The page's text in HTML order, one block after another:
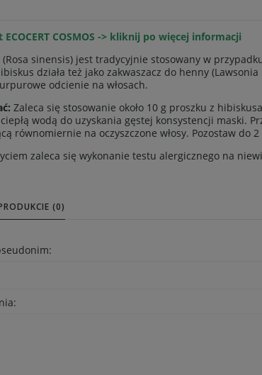
COSMOS -> kliknij po więcej informacji
(Rosa sinensis) jest tradycyjnie stosowany w
działa też jako zakwaszacz do henny
odcienie na włosach.
Zaleca się stosowanie około 10 g proszku z
wodą do uzyskania gęstej konsystencji maski.
równomiernie na oczyszczone włosy. Pozostaw do
zaleca się wykonanie testu alergicznego na
(0)